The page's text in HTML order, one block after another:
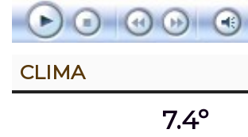
CLIMA
7.4º